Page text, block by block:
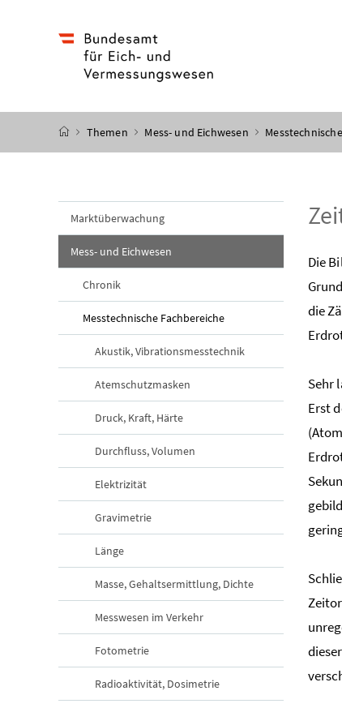
Startseite
Themen Mess- und Eichwesen
Marktüberwachung
Mess- und Eichwesen
Chronik
Messtechnische Fachbereiche
Akustik, Vibrationsmesstechnik
Atemschutzmasken
Druck, Kraft, Härte
Durchfluss, Volumen
Elektrizität
Gravimetrie
Länge
Masse, Gehaltsermittlung, Dichte
Messwesen im Verkehr
Fotometrie
Radioaktivität, Dosimetrie
Die
die
Sehr
Erst